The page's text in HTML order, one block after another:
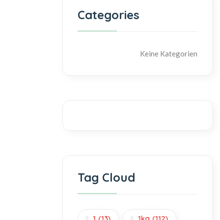
Categories
Keine Kategorien
Tag Cloud